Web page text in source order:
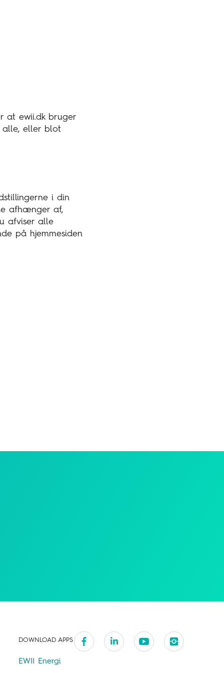
at ewii.dk bruger
alle, eller blot
i din
afhænger af,
afviser alle
på hjemmesiden
DOWNLOAD APPS
EWII Energi